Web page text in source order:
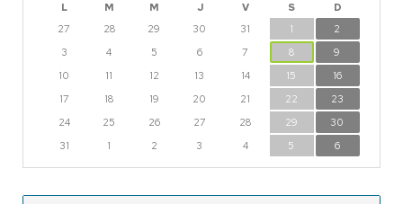
L M M J V S
D
27
28 29 30 31 1
2
3
4 5 6 7 8
9
10
11 12 13 14 15
16
17
18 19 20 21 22
23
24
25 26 27 28 29
30
31
1 2 3 4 5 6